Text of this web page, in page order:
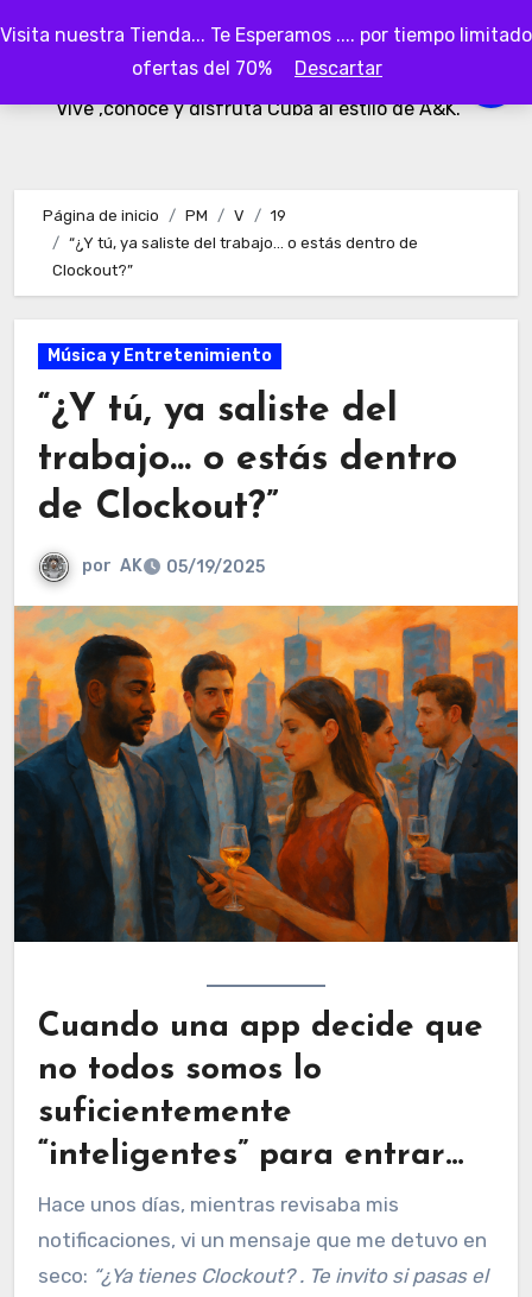
Visita nuestra Tienda... Te Esperamos .... por tiempo limitado
ofertas del 70%
Descartar
al
AKubaa
Vive ,conoce y disfruta Cuba al estilo de A&K.
Página de inicio PM V
19
“¿Y tú, ya saliste del trabajo… o estás dentro de
Clockout?”
Música y Entretenimiento
“¿Y tú, ya saliste del
trabajo… o estás dentro
de Clockout?”
por AK 05/19/2025
Cuando una app decide que
no todos somos lo
suficientemente
“inteligentes” para entrar…
Hace unos días, mientras revisaba mis
notificaciones, vi un mensaje que me detuvo en
seco: “¿Ya tienes Clockout? . Te invito si pasas el